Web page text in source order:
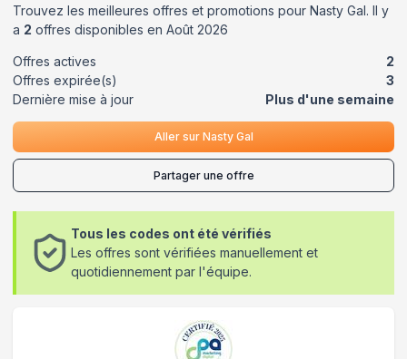
Trouvez les meilleures offres et promotions pour Nasty Gal. Il y
a 2 offres disponibles en Août 2026
Offres actives
2
Offres expirée(s)
3
Dernière mise à jour
Plus d'une semaine
Aller sur Nasty Gal
Partager une offre
Tous les codes ont été vérifiés
Les offres sont vérifiées manuellement et
quotidiennement par l'équipe.